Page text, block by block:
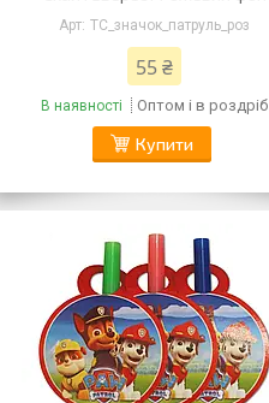
ТС_значок_патруль_роз
55 ₴
В наявності Оптом і в роздріб
Купити